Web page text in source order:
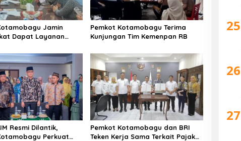
Jamin
Dapat Layanan
Pemkot Kotamobagu Terima
Kunjungan Tim Kemenpan RB
Resmi Dilantik,
Perkuat
Pemkot Kotamobagu dan BRI
Teken Kerja Sama Terkait Pajak
25
26
27